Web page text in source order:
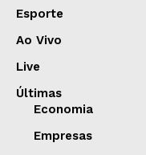
Esporte
Ao Vivo
Live
Últimas
Economia
Empresas